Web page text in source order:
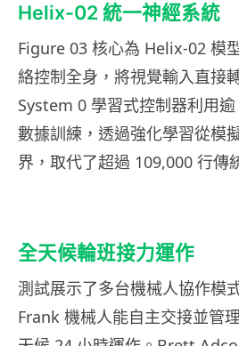
Helix-02 統一神經系統
Figure 03 核心為 Helix-02 模
絡控制全身，將視覺輸入直接
System 0 學習式控制器利用
數據訓練，透過強化學習從模
界，取代了超過 109,000 行傳
全天候輪班接力運作
測試展示了多台機械人協作模
Frank 機械人能自主交接並管